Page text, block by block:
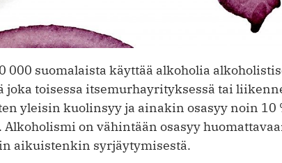
000 suomalaista käyttää alkoholia
­joka toisessa itsemurhayrityksessä tai
yleisin kuolinsyy ja ainakin osasyy noin 10
Alkoholismi on vähintään osasyy
aikuistenkin syrjäytymisestä.